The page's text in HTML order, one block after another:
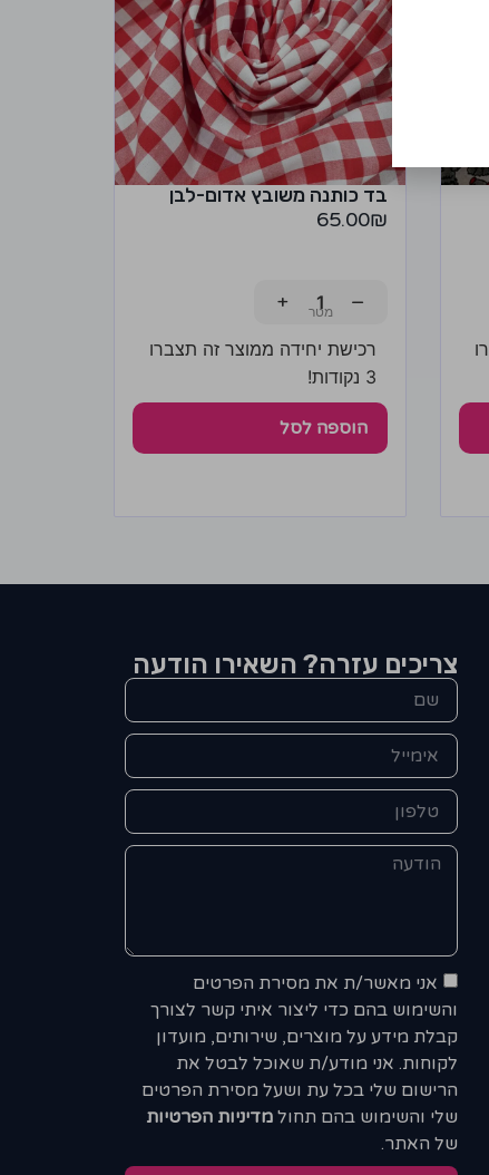
בד כותנה משובץ אדום-לבן
65.00₪
−
+
רכישת יחידה ממוצר זה תצברו
3 נקודות!
הוספה לסל
צריכים עזרה? השאירו הודעה
אני מאשר/ת את מסירת הפרטים
והשימוש בהם כדי ליצור איתי קשר לצורך
קבלת מידע על מוצרים, שירותים, מועדון
לקוחות. אני מודע/ת שאוכל לבטל את
הרישום שלי בכל עת ושעל מסירת הפרטים
שלי והשימוש בהם תחול מדיניות הפרטיות
של האתר.